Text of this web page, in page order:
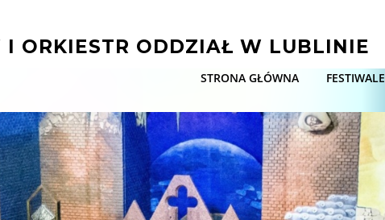
ORKIESTR ODDZIAŁ W LUBLINIE
STRONA GŁÓWNA FESTIWALE